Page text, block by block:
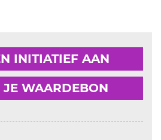
INITIATIEF AAN
JE WAARDEBON